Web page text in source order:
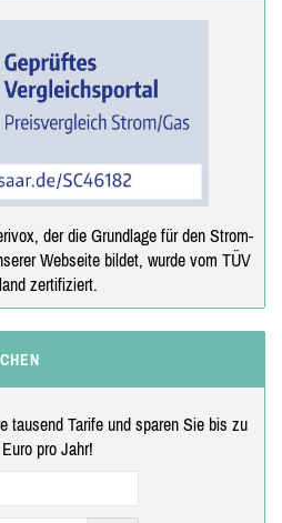
der die Grundlage für den Strom-
Webseite bildet, wurde vom TÜV
zertifiziert.
tausend Tarife und sparen Sie bis zu
pro Jahr!